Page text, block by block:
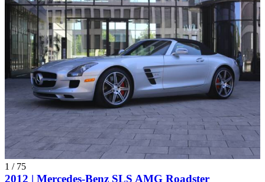
1 / 75
2012 | Mercedes-Benz SLS AMG Roadster